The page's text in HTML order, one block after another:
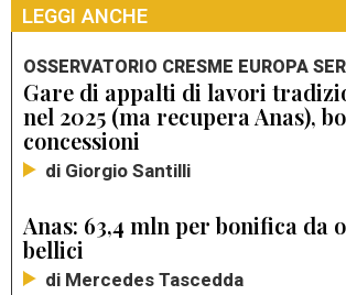
LEGGI ANCHE
OSSERVATORIO CRESME EUROPA
Gare di appalti di lavori
nel 2025 (ma recupera Anas),
concessioni
di Giorgio Santilli
Anas: 63,4 mln per bonifica da
bellici
di Mercedes Tascedda